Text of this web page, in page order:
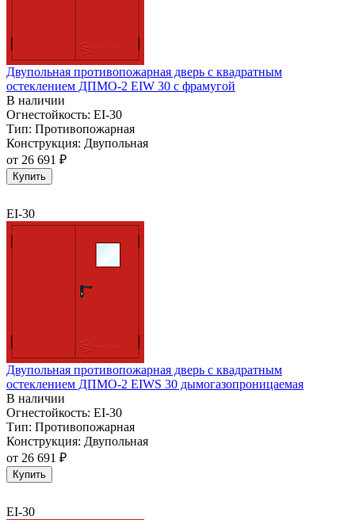
Двупольная противопожарная дверь с квадратным
остеклением ДПМО-2 EIW 30 с фрамугой
В наличии
Огнестойкость: EI-30
Тип: Противопожарная
Конструкция: Двупольная
от 26 691 ₽
Купить
EI-30
Двупольная противопожарная дверь с квадратным
остеклением ДПМО-2 EIWS 30 дымогазопроницаемая
В наличии
Огнестойкость: EI-30
Тип: Противопожарная
Конструкция: Двупольная
от 26 691 ₽
Купить
EI-30